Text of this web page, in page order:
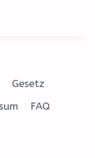
Gesetz
FAQ